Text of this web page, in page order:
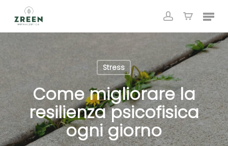
main
account
Menu
Cart Close
Cart
Stress
Come migliorare la
resilienza psicofisica
ogni giorno